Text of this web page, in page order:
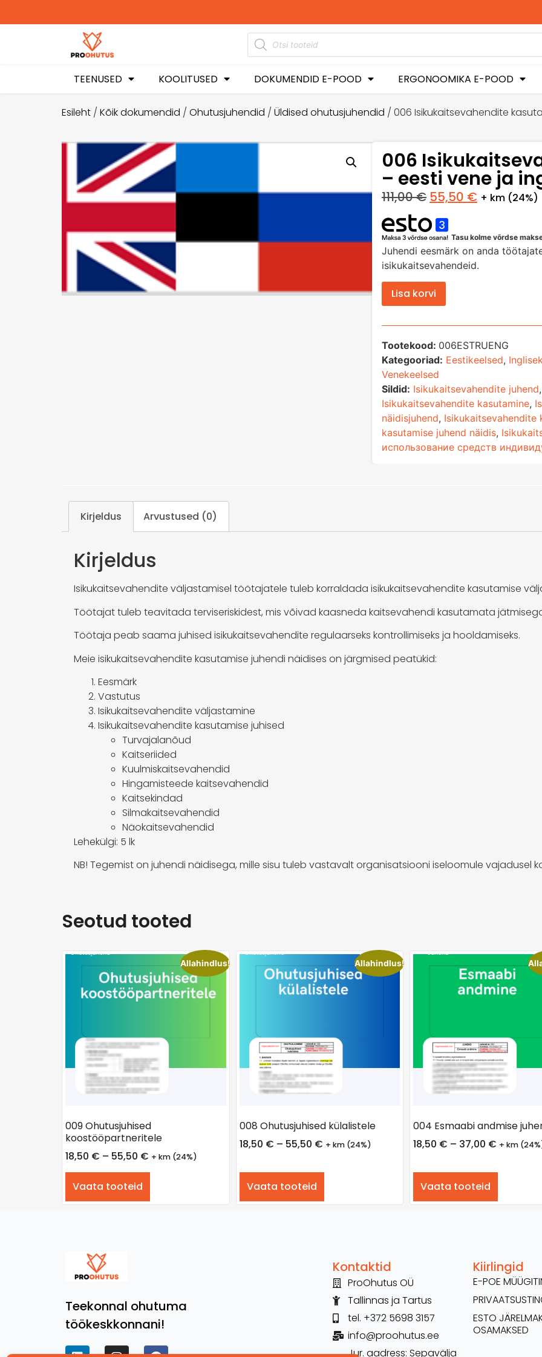
soodustusega!
TEENUSED KOOLITUSED DOKUMENDID E-POOD ERGONOOMIKA E-POOD
Esileht / Kõik dokumendid / Ohutusjuhendid / Üldised ohutusjuhendid / 006 Isikukaitsevahendite
006
– eesti vene ja
111,00€ 55,50 € + km (24%)
Tasu kolme võrdse
Juhendi eesmärk on anda
isikukaitsevahendeid.
Lisa korvi
Tootekood: 006ESTRUENG
Kategooriad: Eestikeelsed,
Venekeelsed
Sildid: Isikukaitsevahendite juhend,
Isikukaitsevahendite kasutamine,
näidisjuhend, Isikukaitsevahendite
kasutamise juhend näidis,
использование средств
Kirjeldus Arvustused (0)
Kirjeldus
Isikukaitsevahendite väljastamisel töötajatele tuleb korraldada isikukaitsevahendite kasutamise
Töötajat tuleb teavitada terviseriskidest, mis võivad kaasneda kaitsevahendi kasutamata
Töötaja peab saama juhised isikukaitsevahendite regulaarseks kontrollimiseks ja hooldamiseks.
Meie isikukaitsevahendite kasutamise juhendi näidises on järgmised peatükid:
Eesmärk
Vastutus
Isikukaitsevahendite väljastamine
Isikukaitsevahendite kasutamise juhised
Turvajalanõud
Kaitseriided
Kuulmiskaitsevahendid
Hingamisteede kaitsevahendid
Kaitsekindad
Silmakaitsevahendid
Näokaitsevahendid
Lehekülgi: 5 lk
NB! Tegemist on juhendi näidisega, mille sisu tuleb vastavalt organisatsiooni iseloomule vajadusel
Seotud tooted
Allahindlus!
009 Ohutusjuhised
koostööpartneritele
18,50 € – 55,50 € + km (24%)
Vaata tooteid
Allahindlus!
008 Ohutusjuhised külalistele
18,50 € – 55,50 € + km (24%)
Vaata tooteid
004 Esmaabi andmise
18,50 € – 37,00 € + km
Vaata tooteid
Teekonnal ohutuma
töökeskkonnani!
Kontaktid
ProOhutus OÜ
Tallinnas ja Tartus
tel. +372 5698 3157
info@proohutus.ee
Jur. aadress: Sepavälja
Kiirlingid
E-POE
ESTO
OSAMAKSED